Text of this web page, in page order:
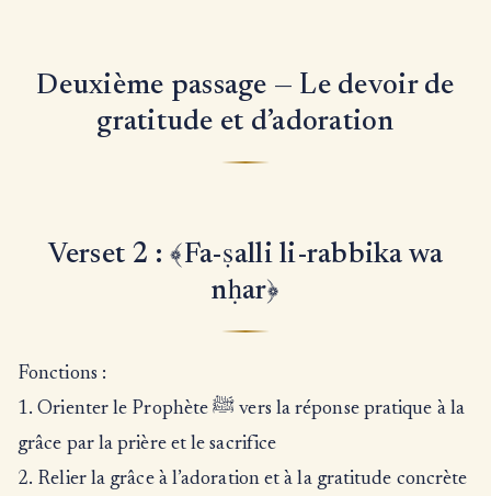
Deuxième passage — Le devoir de
gratitude et d’adoration
Verset 2 : ﴾Fa-ṣalli li-rabbika wa
nḥar﴿
Fonctions :
1. Orienter le Prophète ﷺ vers la réponse pratique à la
grâce par la prière et le sacrifice
2. Relier la grâce à l’adoration et à la gratitude concrète